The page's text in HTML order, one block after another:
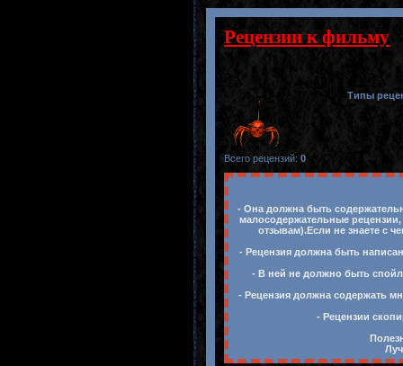
Рецензии к фильму
Типы
Всего рецензий: 0
- Она должна быть
малосодержательные
отзывам).Если не знаете с
- Рецензия должна быть
- В ней не должно быть
- Рецензия должна содержать
- Рецензии